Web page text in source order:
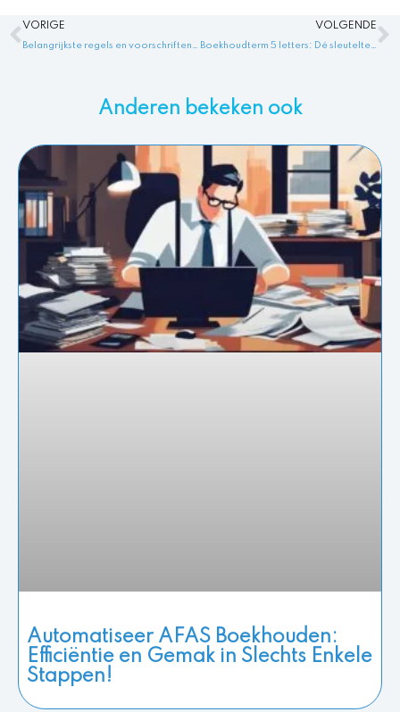
Vorige
VORIGE
Belangrijkste regels en voorschriften voor financieel beheer van het Rijk
VOLGENDE
Boekhoudterm 5 letters: Dé sleuteltermen die u moet kennen
Anderen bekeken ook
Automatiseer AFAS Boekhouden:
Efficiëntie en Gemak in Slechts Enkele
Stappen!